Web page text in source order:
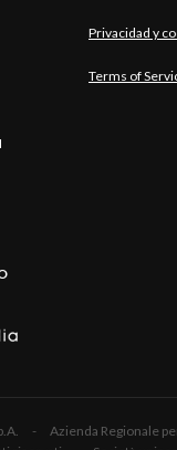
Privacidad y
Terms of
- Azienda Regionale